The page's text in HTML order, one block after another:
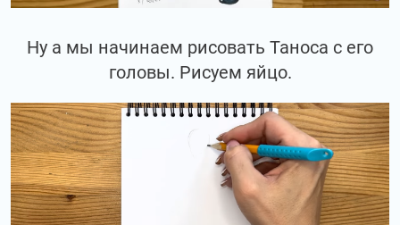
Ну а мы начинаем рисовать Таноса с его
головы. Рисуем яйцо.